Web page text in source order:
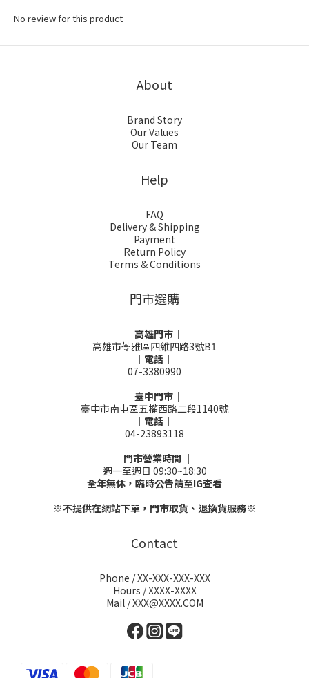
No review for this product
About
Brand Story
Our Values
Our Team
Help
FAQ
Delivery & Shipping
Payment
Return Policy
Terms & Conditions
門市選購
｜高雄門市｜
高雄市苓雅區四維四路3號B1
｜電話｜
07-3380990
｜臺中門市｜
臺中市南屯區五權西路二段1140號
｜電話｜
04-23893118
｜門市營業時間 ｜
週一至週日 09:30~18:30
全年無休，臨時公告請至IG查看
※不提供在網站下單，門市取貨、退換貨服務※
Contact
Phone / XX-XXX-XXX-XXX
Hours / XXXX-XXXX
Mail / XXX@XXXX.COM